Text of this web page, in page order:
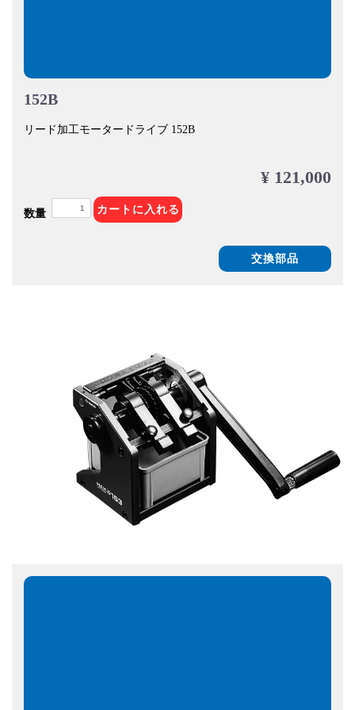
152B
リード加工モータードライブ 152B
¥ 121,000
数量 カートに入れる
交換部品